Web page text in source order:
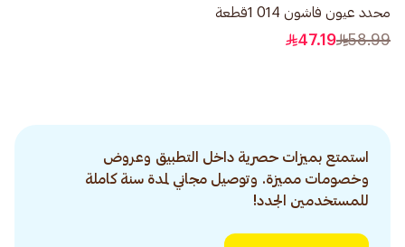
محدد عيون فاشون 014 1قطعة
58.99
47.19
استمتع بميزات حصرية داخل التطبيق وعروض
وخصومات مميزة. وتوصيل مجاني لمدة سنة كاملة
للمستخدمين الجدد!